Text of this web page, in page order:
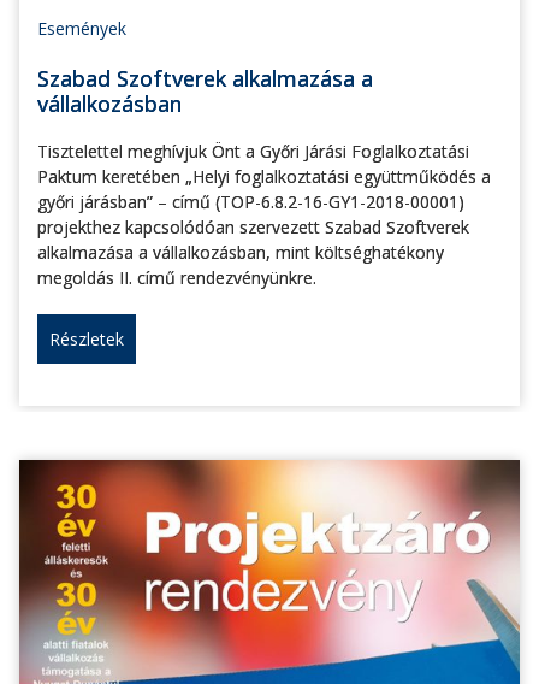
Események
Szabad Szoftverek alkalmazása a
vállalkozásban
Tisztelettel meghívjuk Önt a Győri Járási Foglalkoztatási
Paktum keretében „Helyi foglalkoztatási együttműködés a
győri járásban” – című (TOP-6.8.2-16-GY1-2018-00001)
projekthez kapcsolódóan szervezett Szabad Szoftverek
alkalmazása a vállalkozásban, mint költséghatékony
megoldás II. című rendezvényünkre.
Részletek